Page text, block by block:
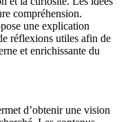
compréhension.
une explication
réflexions utiles afin de
et enrichissante du
d’obtenir une vision